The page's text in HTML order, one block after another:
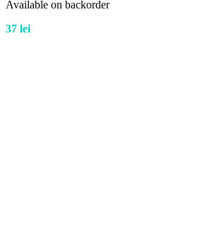
Available on backorder
37 lei